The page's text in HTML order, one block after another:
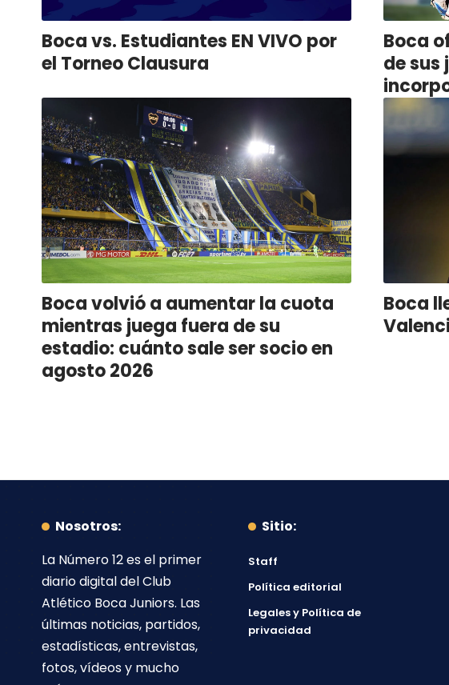
Boca vs. Estudiantes EN VIVO por
el Torneo Clausura
Boca
de sus
Boca volvió a aumentar la cuota
mientras juega fuera de su
estadio: cuánto sale ser socio en
agosto 2026
Boca
Nosotros:
La Número 12es el primer
diario digital delClub
Atlético Boca Juniors. Las
últimas noticias, partidos,
estadísticas, entrevistas,
fotos, vídeos y mucho
Sitio:
Staff
Política editorial
Legales y Política de
privacidad